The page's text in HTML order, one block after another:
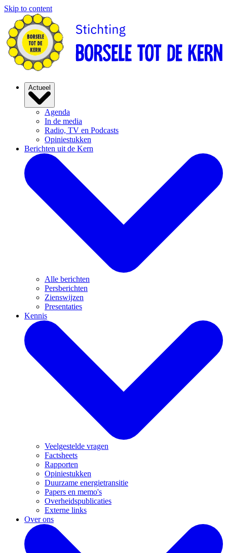
Skip to content
Actueel
Agenda
In de media
Radio, TV en Podcasts
Opiniestukken
Berichten uit de Kern
Alle berichten
Persberichten
Zienswijzen
Presentaties
Kennis
Veelgestelde vragen
Factsheets
Rapporten
Opiniestukken
Duurzame energietransitie
Papers en memo's
Overheidspublicaties
Externe links
Over ons